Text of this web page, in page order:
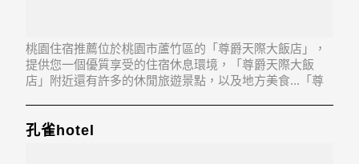
桃園住宿推薦位於桃園市蘆竹區的「尊爵天際大飯店」，
提供您一個優質享受的住宿休息環境，「尊爵天際大飯
店」附近還有許多的休閒旅遊景點，以及地方美食...「尊
孔雀hotel